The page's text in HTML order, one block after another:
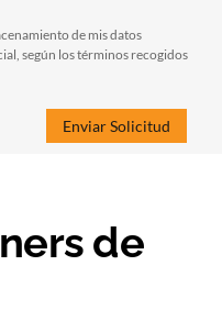
de mis datos
según los términos recogidos
de